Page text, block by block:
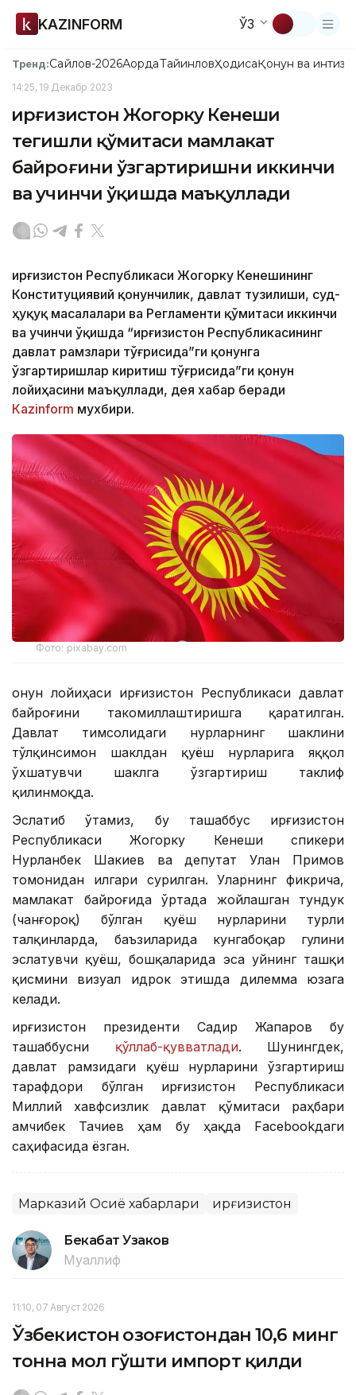
KAZINFORM ЎЗ
Тренд:Сайлов-2026АқордаТайинловҲодисаҚонун ва
14:25, 19 Декабр 2023
Қирғизистон Жогорку Кенеши
тегишли қўмитаси мамлакат
байроғини ўзгартиришни иккинчи
ва учинчи ўқишда маъқуллади
Қирғизистон Республикаси Жогорку Кенешининг
Конституциявий қонунчилик, давлат тузилиши, суд-
ҳуқуқ масалалари ва Регламенти қўмитаси иккинчи
ва учинчи ўқишда “Қирғизистон Республикасининг
давлат рамзлари тўғрисида”ги қонунга
ўзгартиришлар киритиш тўғрисида”ги қонун
лойиҳасини маъқуллади, дея хабар беради
Кazinform мухбири.
Фото: pixabay.com
Қонун лойиҳаси Қирғизистон Республикаси давлат
байроғини такомиллаштиришга қаратилган.
Давлат тимсолидаги нурларнинг шаклини
тўлқинсимон шаклдан қуёш нурларига яққол
ўхшатувчи шаклга ўзгартириш таклиф
қилинмоқда.
Эслатиб ўтамиз, бу ташаббус Қирғизистон
Республикаси Жогорку Кенеши спикери
Нурланбек Шакиев ва депутат Улан Примов
томонидан илгари сурилган. Уларнинг фикрича,
мамлакат байроғида ўртада жойлашган тундук
(чанғороқ) бўлган қуёш нурларини турли
талқинларда, баъзиларида кунгабоқар гулини
эслатувчи қуёш, бошқаларида эса уйнинг ташқи
қисмини визуал идрок этишда дилемма юзага
келади.
Қирғизистон президенти Садир Жапаров бу
ташаббусни қўллаб-қувватлади. Шунингдек,
давлат рамзидаги қуёш нурларини ўзгартириш
тарафдори бўлган Қирғизистон Республикаси
Миллий хавфсизлик давлат қўмитаси раҳбари
Қамчибек Тачиев ҳам бу ҳақда Facebookдаги
саҳифасида ёзган.
Марказий Осиё хабарлари Қирғизистон
Бекабат Узаков
Муаллиф
11:10, 07 Август 2026
Ўзбекистон Қозоғистондан 10,6 минг
тонна мол гўшти импорт қилди